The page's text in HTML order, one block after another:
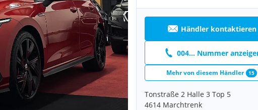
Händler kontaktieren
004... Nummer
Mehr von diesem Händler 15
Tonstraße 2 Halle 3 Top 5
4614 Marchtrenk